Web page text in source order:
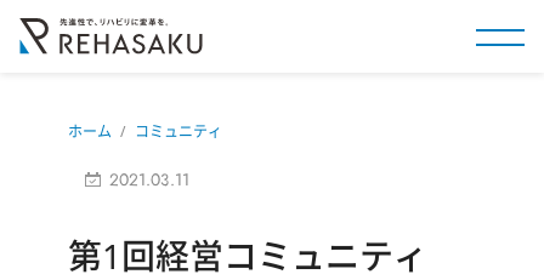
ホーム コミュニティ
2021.03.11
第1回経営コミュニティ